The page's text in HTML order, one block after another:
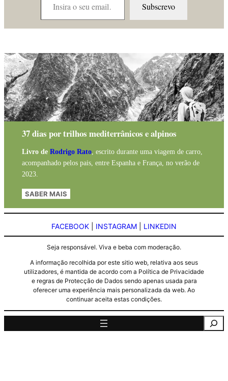
Subscrevo
37 dias por trilhos mediterrânicos e alpinos
Livro de Rodrigo Rato, escrito durante uma viagem de carro,
acompanhado pelos pais, entre Espanha e França, no verão de
2023.
SABER MAIS
FACEBOOK INSTAGRAM LINKEDIN
Seja responsável. Viva e beba com moderação.
A informação recolhida por este sitio web, relativa aos seus
utilizadores, é mantida de acordo com a Política de Privacidade
e regras de Protecção de Dados sendo apenas usada para
oferecer uma experiência mais personalizada da web. Ao
continuar aceita estas condições.